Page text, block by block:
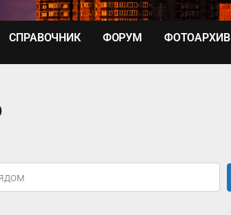
СПРАВОЧНИК ФОРУМ ФОТОАРХИВ